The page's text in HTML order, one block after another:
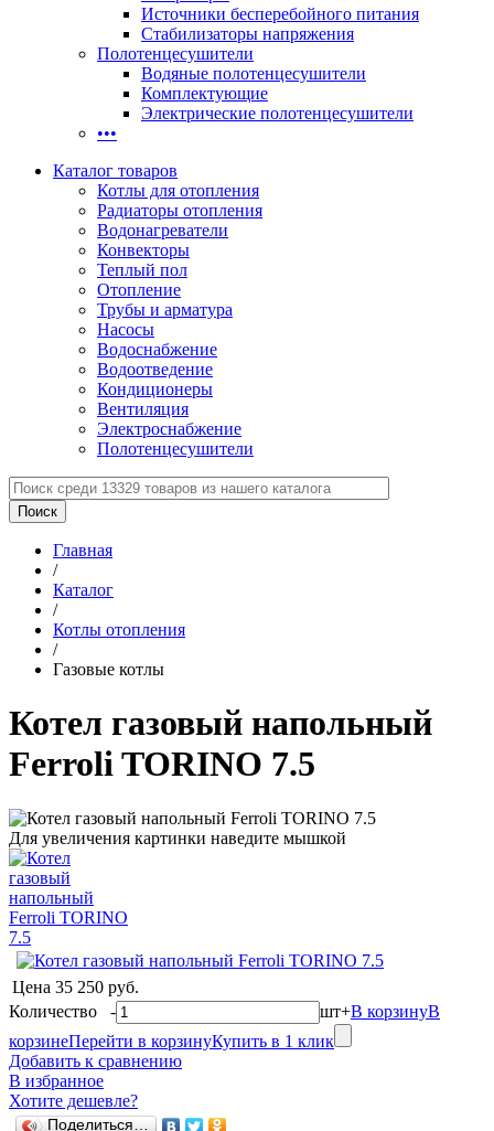
Источники бесперебойного питания
Стабилизаторы напряжения
Полотенцесушители
Водяные полотенцесушители
Комплектующие
Электрические полотенцесушители
•••
Каталог товаров
Котлы для отопления
Радиаторы отопления
Водонагреватели
Конвекторы
Теплый пол
Отопление
Трубы и арматура
Насосы
Водоснабжение
Водоотведение
Кондиционеры
Вентиляция
Электроснабжение
Полотенцесушители
Главная
/
Каталог
/
Котлы отопления
/
Газовые котлы
Котел газовый напольный
Ferroli TORINO 7.5
Для увеличения картинки наведите мышкой
Цена 35 250 руб.
Количество - шт+В корзинуВ
корзинеПерейти в корзинуКупить в 1 клик
Добавить к сравнению
В избранное
Хотите дешевле?
Поделиться…